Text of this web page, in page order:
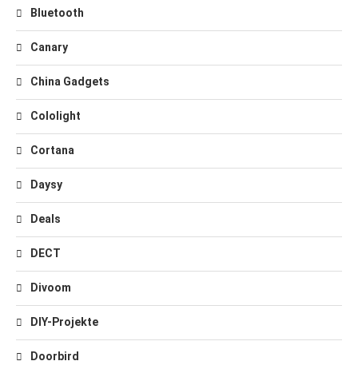
Bluetooth
Canary
China Gadgets
Cololight
Cortana
Daysy
Deals
DECT
Divoom
DIY-Projekte
Doorbird